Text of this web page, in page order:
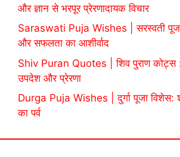
और ज्ञान से भरपूर प्रेरणादायक विचार
Saraswati Puja Wishes | सरस्वती पूजा
और सफलता का आशीर्वाद
Shiv Puran Quotes | शिव पुराण कोट्स
उपदेश और प्रेरणा
Durga Puja Wishes | दुर्गा पूजा विशेस:
का पर्व